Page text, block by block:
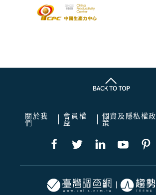
關於我
們
會員權
益
個資及隱私權政
策